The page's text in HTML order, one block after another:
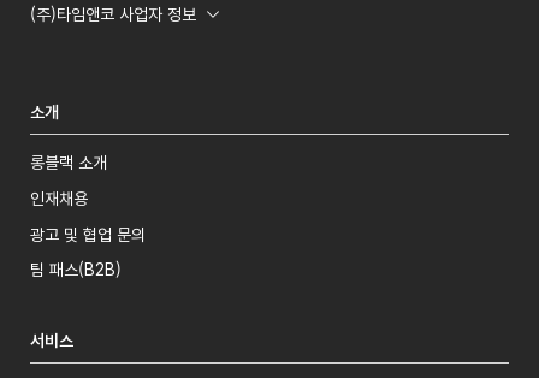
(주)타임앤코 사업자 정보
소개
롱블랙 소개
인재채용
광고 및 협업 문의
팀 패스(B2B)
서비스